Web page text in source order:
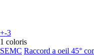
+-3
1 coloris
SEMC Raccord a oeil 45°